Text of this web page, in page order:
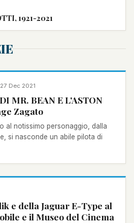
1921-2021
27 Dec 2021
MR. BEAN E L'ASTON
Zagato
al notissimo personaggio, dalla
si nasconde un abile pilota di
e della Jaguar E-Type al
e il Museo del Cinema